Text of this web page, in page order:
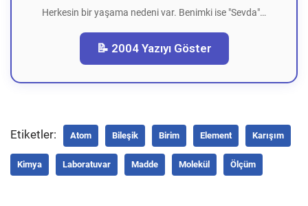
Herkesin bir yaşama nedeni var. Benimki ise "Sevda"…
📝 2004 Yazıyı Göster
Etiketler: Atom Bileşik Birim Element Karışım
Kimya Laboratuvar Madde Molekül Ölçüm